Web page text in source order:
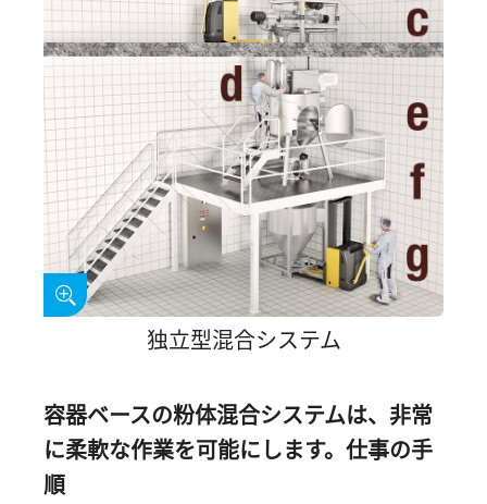
独立型混合システム
容器ベースの粉体混合システムは、非常
に柔軟な作業を可能にします。仕事の手
順